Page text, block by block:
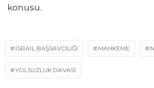
konusu.
İSRAIL BAŞSAVCILIĞI MAHKEME
YOLSUZLUK DAVASI